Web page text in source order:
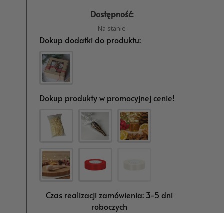
Dostępność:
Na stanie
Dokup dodatki do produktu:
Dokup produkty w promocyjnej cenie!
Czas realizacji zamówienia: 3-5 dni
roboczych